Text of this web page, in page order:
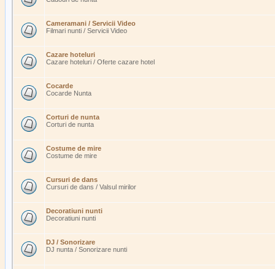
Cameramani / Servicii Video
Filmari nunti / Servicii Video
Cazare hoteluri
Cazare hoteluri / Oferte cazare hotel
Cocarde
Cocarde Nunta
Corturi de nunta
Corturi de nunta
Costume de mire
Costume de mire
Cursuri de dans
Cursuri de dans / Valsul mirilor
Decoratiuni nunti
Decoratiuni nunti
DJ / Sonorizare
DJ nunta / Sonorizare nunti